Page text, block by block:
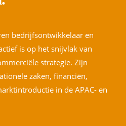
bedrijfsontwikkelaar en
is op het snijvlak van
strategie. Zijn
zaken, financiën,
in de APAC- en